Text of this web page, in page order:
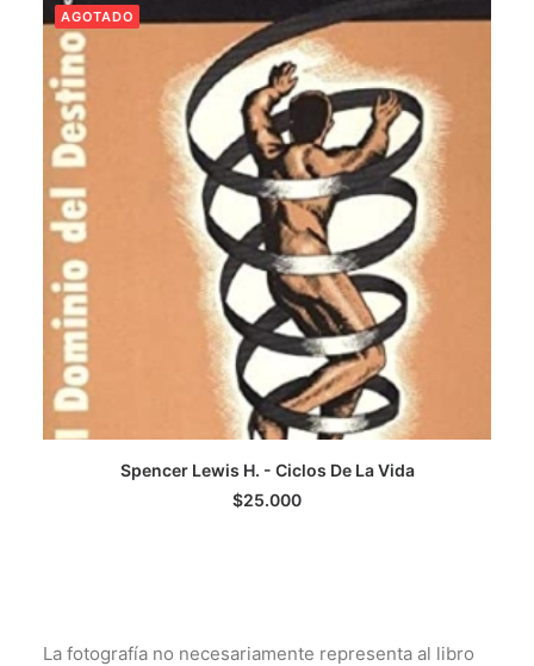
AGOTADO
LEER MÁS
Spencer Lewis H. - Ciclos De La Vida
$25.000
La fotografía no necesariamente representa al libro